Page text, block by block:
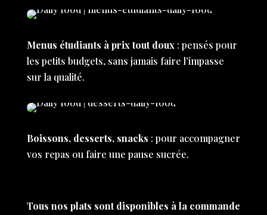
Menus étudiants à prix tout doux: pensés pour
les petits budgets, sans jamais faire l’impasse
sur la qualité.
Boissons, desserts, snacks : pour accompagner
vos repas ou faire une pause sucrée.
Tous nos plats sont disponibles à la commande